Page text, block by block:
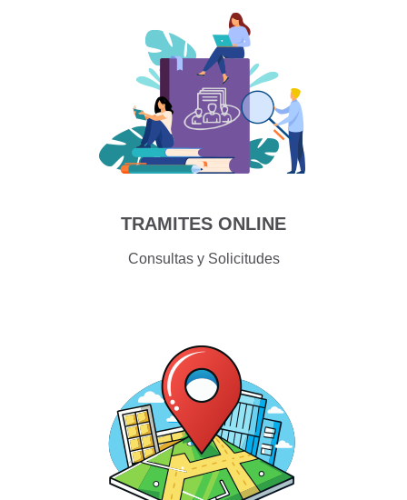
TRAMITES ONLINE
Consultas y Solicitudes